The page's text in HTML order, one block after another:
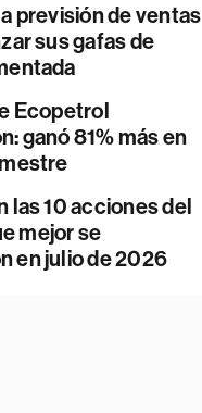
previsión de ventas
sus gafas de
Ecopetrol
ganó 81% más en
las 10 acciones del
mejor se
en julio de 2026